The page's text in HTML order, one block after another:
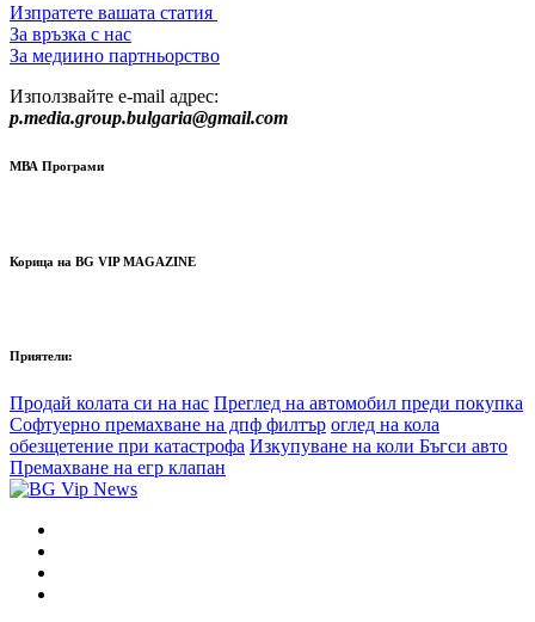
Изпратете вашата статия
За връзка с нас
За медиино партньорство
Използвайте e-mail адрес:
p.media.group.bulgaria@gmail.com
МВА Програми
Корица на BG VIP MAGAZINE
Приятели:
Продай колата си на нас Преглед на автомобил преди покупка
Софтуерно премахване на дпф филтър оглед на кола
обезщетение при катастрофа Изкупуване на коли Бъгси авто
Премахване на егр клапан